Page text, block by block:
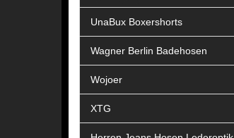
UnaBux Boxershorts
Wagner Berlin Badehosen
Wojoer
XTG